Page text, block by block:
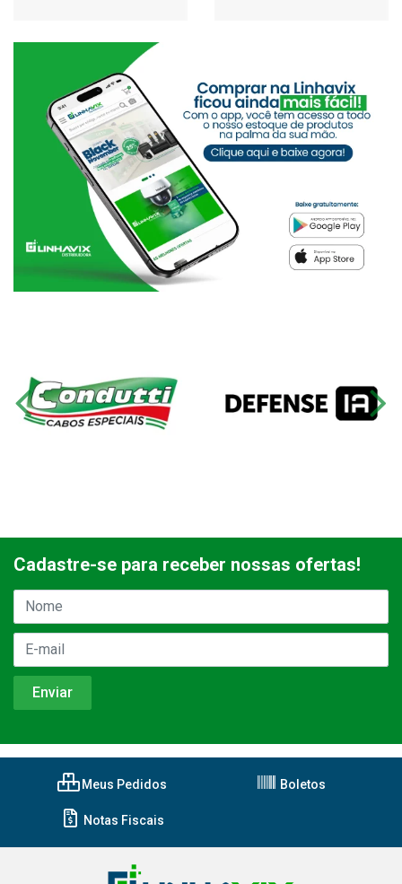
Cadastre-se para receber nossas ofertas!
Meus Pedidos Boletos
Notas Fiscais